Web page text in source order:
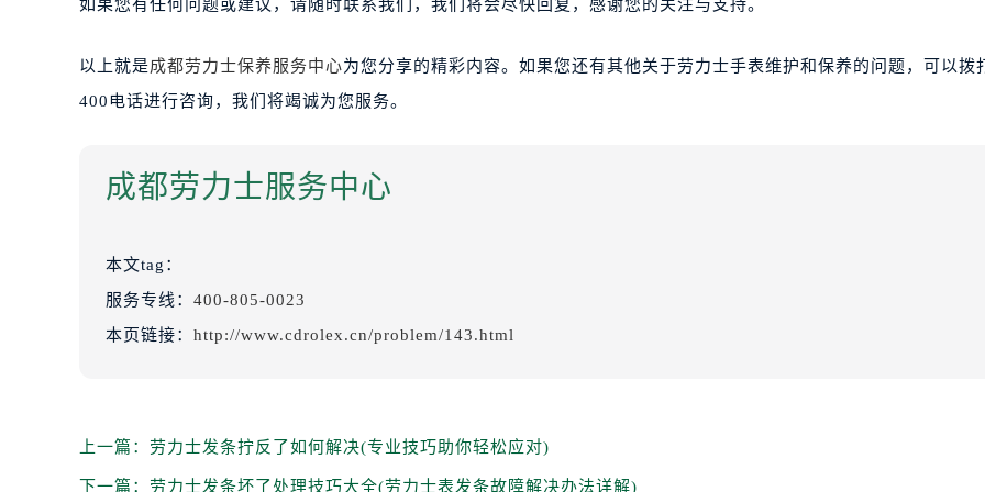
如果您有任何问题或建议，请随时联系我们，我们将会尽快回复，感谢您的关注与支持。
以上就是成都劳力士保养服务中心为您分享的精彩内容。如果您还有其他关于劳力士手表维护和保养的问题，可以拨
400电话进行咨询，我们将竭诚为您服务。
成都劳力士服务中心
本文tag：
服务专线： 400-805-0023
本页链接： http://www.cdrolex.cn/problem/143.html
上一篇： 劳力士发条拧反了如何解决(专业技巧助你轻松应对)
下一篇： 劳力士发条坏了处理技巧大全(劳力士表发条故障解决办法详解)